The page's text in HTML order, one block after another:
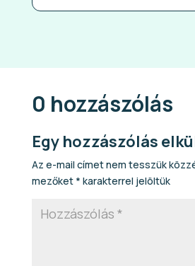
0 hozzászólás
Egy hozzászólás
Az e-mail címet nem tesszük
mezőket * karakterrel jelöltük